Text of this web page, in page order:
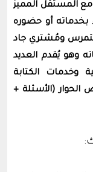
المستقل المميز
أو حضوره
مُتمرس ومُشتري جاد
خدماته وهو يُقدم العديد
وخدمات الكتابة
الحوار (الأسئلة +